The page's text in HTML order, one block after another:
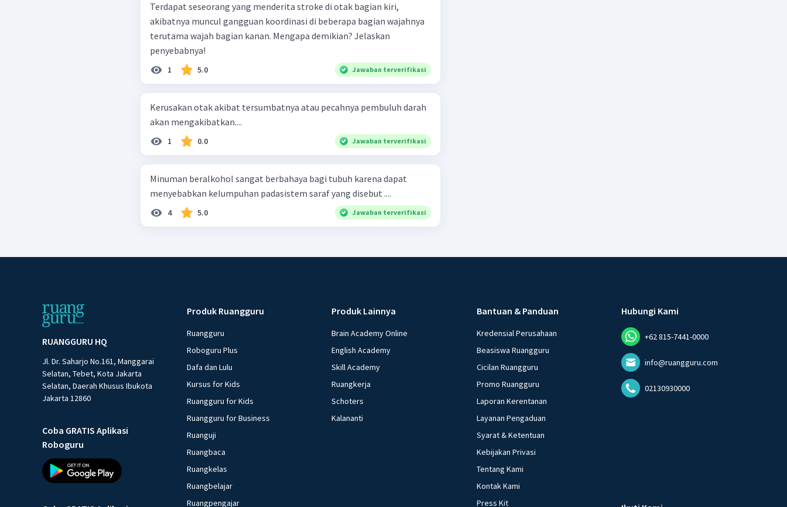
Terdapat seseorang yang menderita stroke di otak bagian kiri,
akibatnya muncul gangguan koordinasi di beberapa bagian wajahnya
terutama wajah bagian kanan. Mengapa demikian? Jelaskan
penyebabnya!
1 5.0 Jawaban terverifikasi
Kerusakan otak akibat tersumbatnya atau pecahnya pembuluh darah
akan mengakibatkan....
1 0.0 Jawaban terverifikasi
Minuman beralkohol sangat berbahaya bagi tubuh karena dapat
menyebabkan kelumpuhan padasistem saraf yang disebut ....
4 5.0 Jawaban terverifikasi
RUANGGURU HQ
Jl. Dr. Saharjo No.161, Manggarai
Selatan, Tebet, Kota Jakarta
Selatan, Daerah Khusus Ibukota
Jakarta 12860
Coba GRATIS Aplikasi
Roboguru
Produk Ruangguru
Ruangguru
Roboguru Plus
Dafa dan Lulu
Kursus for Kids
Ruangguru for Kids
Ruangguru for Business
Ruanguji
Ruangbaca
Ruangkelas
Ruangbelajar
Ruangpengajar
Produk Lainnya
Brain Academy Online
English Academy
Skill Academy
Ruangkerja
Schoters
Kalananti
Bantuan & Panduan
Kredensial Perusahaan
Beasiswa Ruangguru
Cicilan Ruangguru
Promo Ruangguru
Laporan Kerentanan
Layanan Pengaduan
Syarat & Ketentuan
Kebijakan Privasi
Tentang Kami
Kontak Kami
Press Kit
Hubungi Kami
+62 815-7441-0000
info@ruangguru.com
02130930000